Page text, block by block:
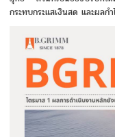
กระทบกระแสเงินสด และผลก